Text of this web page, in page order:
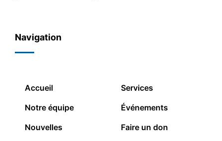
Navigation
Accueil
Notre équipe
Nouvelles
Services
Événements
Faire un don